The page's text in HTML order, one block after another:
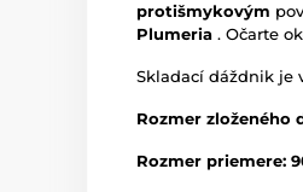
protišmykovým
Plumeria . Očarte
Skladací dáždnik je
Rozmer zloženého
Rozmer priemere: